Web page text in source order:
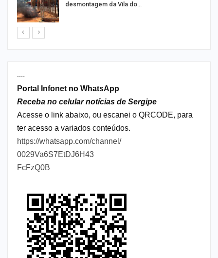
desmontagem da Vila do…
----
Portal Infonet no WhatsApp
Receba no celular notícias de Sergipe
Acesse o link abaixo, ou escanei o QRCODE, para
ter acesso a variados conteúdos.
https://whatsapp.com/channel/
0029Va6S7EtDJ6H43
FcFzQ0B